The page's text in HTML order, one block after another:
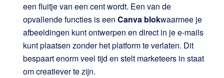
een fluitje van een cent wordt. Een van de
opvallende functies is een Canva blokwaarmee je
afbeeldingen kunt ontwerpen en direct in je e-mails
kunt plaatsen zonder het platform te verlaten. Dit
bespaart enorm veel tijd en stelt marketeers in staat
om creatiever te zijn.